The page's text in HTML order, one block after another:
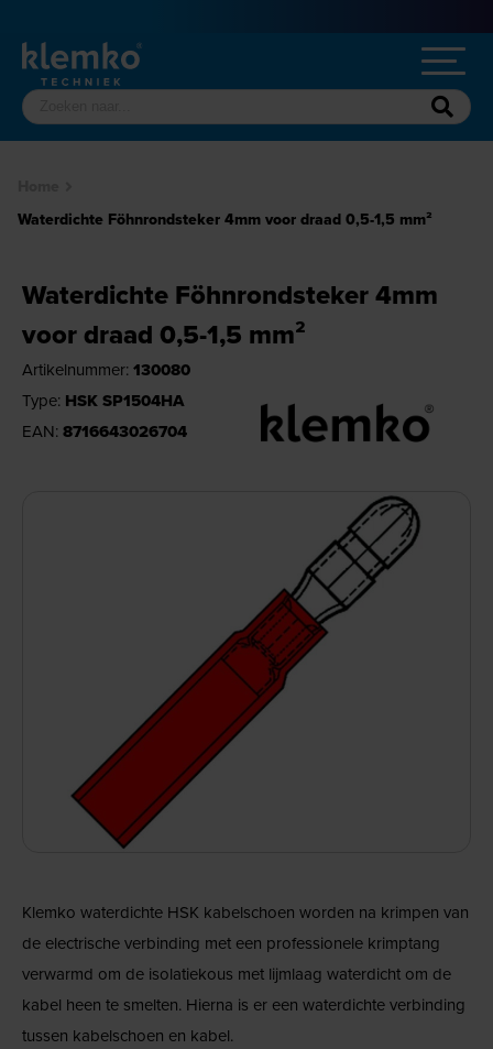
Waterdichte Föhnrondsteker 4mm voor draad 0,5-1,5 mm²
Waterdichte Föhnrondsteker 4mm
voor draad 0,5-1,5 mm²
Artikelnummer: 130080
Type: HSK SP1504HA
EAN: 8716643026704
Klemko waterdichte HSK kabelschoen worden na krimpen van
de electrische verbinding met een professionele krimptang
verwarmd om de isolatiekous met lijmlaag waterdicht om de
kabel heen te smelten. Hierna is er een waterdichte verbinding
tussen kabelschoen en kabel.